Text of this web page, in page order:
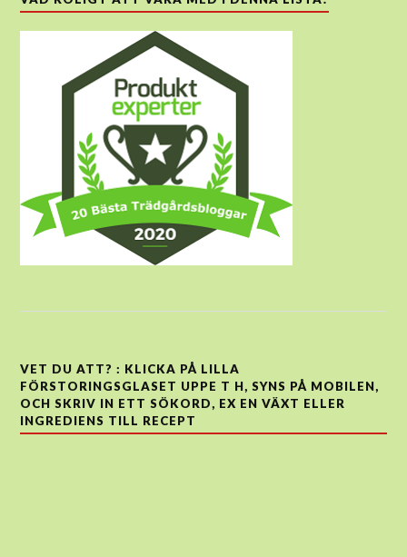
VET DU ATT? : KLICKA PÅ LILLA
FÖRSTORINGSGLASET UPPE T H, SYNS PÅ MOBILEN,
OCH SKRIV IN ETT SÖKORD, EX EN VÄXT ELLER
INGREDIENS TILL RECEPT